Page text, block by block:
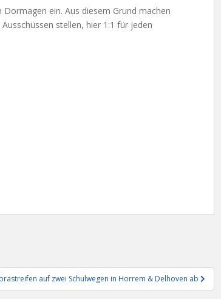
ein. Aus diesem Grund machen
stellen, hier 1:1 für jeden
auf zwei Schulwegen in Horrem & Delhoven ab